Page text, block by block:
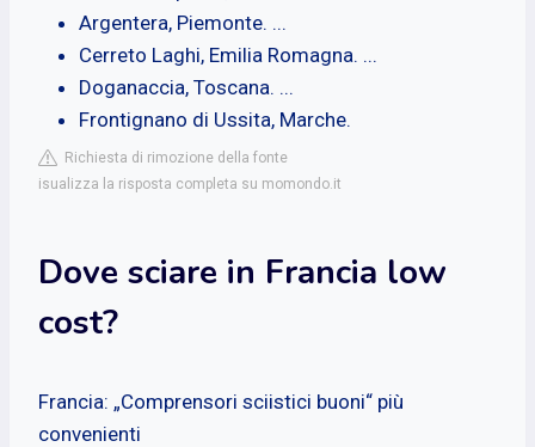
Argentera, Piemonte. ...
Cerreto Laghi, Emilia Romagna. ...
Doganaccia, Toscana. ...
Frontignano di Ussita, Marche.
Richiesta di rimozione della fonte
isualizza la risposta completa su momondo.it
Dove sciare in Francia low
cost?
Francia: „Comprensori sciistici buoni“ più
convenienti